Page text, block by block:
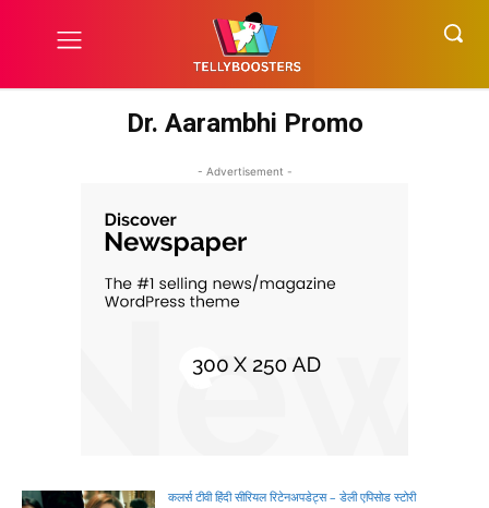
Dr. Aarambhi Promo
- Advertisement -
कलर्स टीवी हिंदी सीरियल रिटेनअपडेट्स – डेली एपिसोड स्टोरी